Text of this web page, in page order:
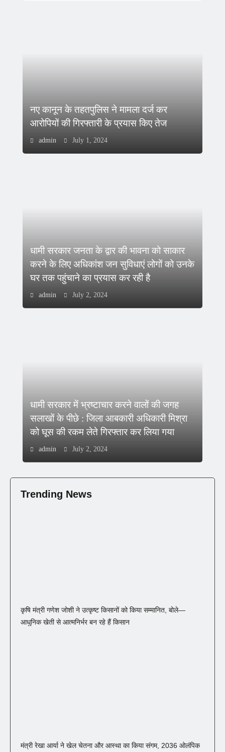
नए कानून के तहतपुलिस ने मामला दर्ज कर
आरोपियों की गिरफ्तारी के प्रयास किए तेज
admin July 1, 2024
धामी सरकार जनता के द्वार की भावना को साकार
करने के लिए अधिकांश जन सुविधाएं लोगों को उनके
घर तक पहुंचाने का प्रयास कर रही है
admin July 2, 2024
धामी सरकार में भ्रष्टाचार करने वालों की जगह
सलाखों के पीछे : जिला आबकारी अधिकारी मिश्रा
को घूस की रकम लेते गिरफ्तार कर लिया गया
admin July 2, 2024
Trending News
कृषि मंत्री गणेश जोशी ने उत्कृष्ट किसानों को किया सम्मानित, बोले—
आधुनिक खेती से आत्मनिर्भर बन रहे हैं किसान
मंत्री रेखा आर्या ने खेल चेतना और आस्था का किया संगम, 2036 ओलंपिक